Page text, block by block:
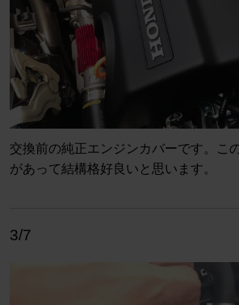
交換前の純正エンジンカバーです。こ
があって結構格好良いと思います。
3/7